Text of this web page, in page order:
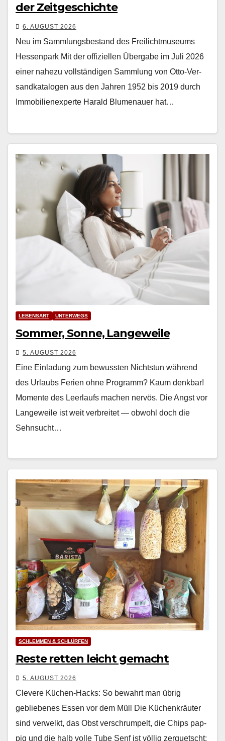
der Zeitgeschichte
6. AUGUST 2026
Neu im Sammlungsbestand des Freilichtmuseums
Hessenpark Mit der offiziellen Über­gabe im Juli 2026
ein­er nahezu voll­ständi­gen Samm­lung von Otto-Ver­
sand­kat­a­lo­gen aus den Jahren 1952 bis 2019 durch
Immo­bilienex­perte Har­ald Blu­me­nauer hat…
LEBENSART UNTERWEGS
Sommer, Sonne, Langeweile
5. AUGUST 2026
Eine Einladung zum bewussten Nichtstun während
des Urlaubs Ferien ohne Pro­gramm? Kaum denkbar!
Momente des Leer­laufs machen nervös. Die Angst vor
Langeweile ist weit ver­bre­it­et — obwohl doch die
Sehn­sucht…
SCHLEMMEN & SCHLÜRFEN
Reste retten leicht gemacht
5. AUGUST 2026
Clevere Küchen-Hacks: So bewahrt man übrig
gebliebenes Essen vor dem Müll Die Küchenkräuter
sind ver­welkt, das Obst ver­schrumpelt, die Chips pap­
pig und die halb volle Tube Senf ist völ­lig zer­quetscht: